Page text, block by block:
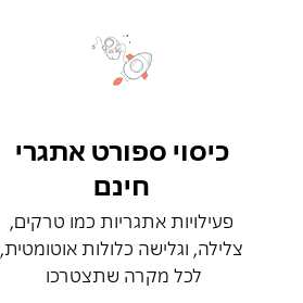
כיסוי ספורט אתגרי
חינם
פעילויות אתגריות כמו טרקים,
צלילה, וגלישה כלולות אוטומטית,
לכל מקרה שתצטרכו